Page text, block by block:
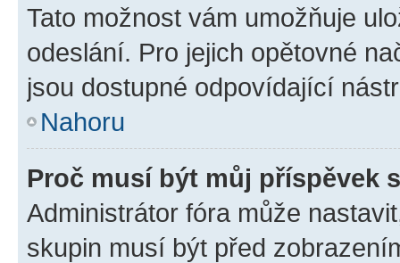
Tato možnost vám umožňuje
odeslání. Pro jejich opětovné
jsou dostupné odpovídající
Nahoru
Proč musí být můj příspěvek
Administrátor fóra může
skupin musí být před